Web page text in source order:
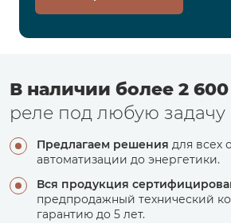
В наличии более 2
реле под любую задачу
Предлагаем решения для всех
автоматизации до энергетики.
Вся продукция
предпродажный технический
гарантию до 5 лет.